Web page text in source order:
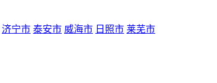
济宁市 泰安市 威海市 日照市 莱芜市